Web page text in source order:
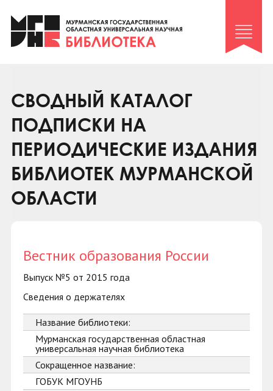
Клуб «Гиря и сельдерей»
Клуб «Семейный архив»
Коллегам
Контакты
СВОДНЫЙ КАТАЛОГ
ПОДПИСКИ НА
ПЕРИОДИЧЕСКИЕ ИЗДАНИЯ
БИБЛИОТЕК МУРМАНСКОЙ
ОБЛАСТИ
Вестник образования России
Выпуск №5 от 2015 года
Сведения о держателях
Название библиотеки:
Мурманская государственная областная
универсальная научная библиотека
Сокращенное название:
ГОБУК МГОУНБ